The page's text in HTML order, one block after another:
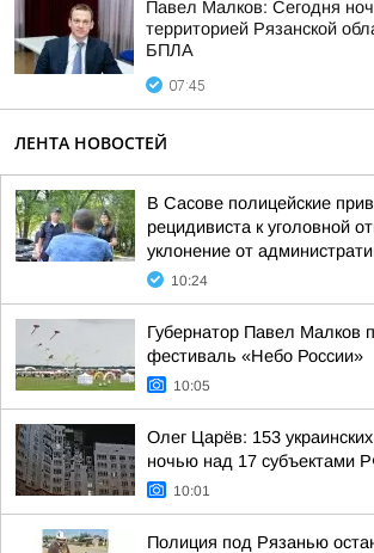
Павел Малков: Сегодня
территорией Рязанской
БПЛА
07:45
ЛЕНТА НОВОСТЕЙ
В Сасове полицейские
рецидивиста к уголовной
уклонение от
10:24
Губернатор Павел Малков
фестиваль «Небо России»
10:05
Олег Царёв: 153
ночью над 17 субъектами
10:01
Полиция под Рязанью